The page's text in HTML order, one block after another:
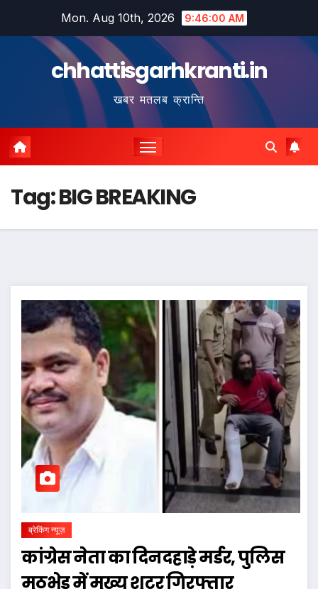
Mon. Aug 10th, 2026 9:46:02 AM
chhattisgarhkranti.in
खबर मतलब क्रान्ति
Tag:BIG BREAKING
ब्रेकिंग न्यूज़
कांग्रेस नेता का दिनदहाड़े मर्डर, पुलिस
मुठभेड़ में मुख्य शूटर गिरफ्तार